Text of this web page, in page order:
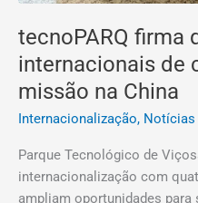
tecnoPARQ firma
internacionais de
missão na China
Internacionalização, Notícias
Parque Tecnológico de
internacionalização com
ampliam oportunidades